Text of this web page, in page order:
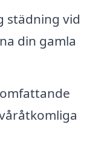
städning vid
din gamla